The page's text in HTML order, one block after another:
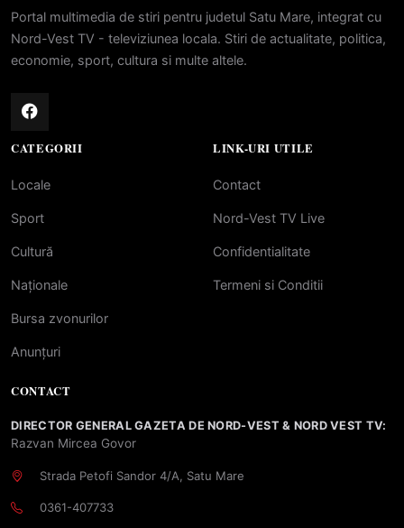
Portal multimedia de stiri pentru judetul Satu Mare, integrat cu
Nord-Vest TV - televiziunea locala. Stiri de actualitate, politica,
economie, sport, cultura si multe altele.
CATEGORII
Locale
Sport
Cultură
Naționale
Bursa zvonurilor
Anunțuri
LINK-URI UTILE
Contact
Nord-Vest TV Live
Confidentialitate
Termeni si Conditii
CONTACT
DIRECTOR GENERAL GAZETA DE NORD-VEST & NORD VEST TV:
Razvan Mircea Govor
Strada Petofi Sandor 4/A, Satu Mare
0361-407733